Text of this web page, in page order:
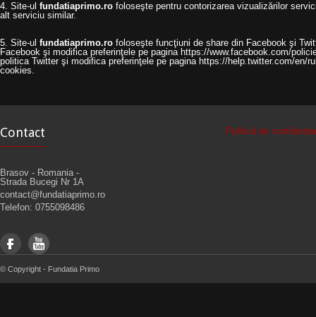
4. Site-ul fundatiaprimo.ro foloseşte pentru contorizarea vizualizărilor
alt serviciu similar.
5. Site-ul fundatiaprimo.ro foloseşte funcţiuni de share din Facebook şi
Facebook şi modifica preferinţele pe pagina https://www.facebook.com/
politica Twitter şi modifica preferinţele pe pagina https://help.twitter.com/en/
cookies.
Contact
Brasov - Romania -
Strada Bucegi Nr 1A
contact@fundatiaprimo.ro
Telefon: 0755098486
Politică de
© Copyright - Fundatia Primo